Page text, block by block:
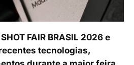
FAIR BRASIL 2026 e
tecnologias,